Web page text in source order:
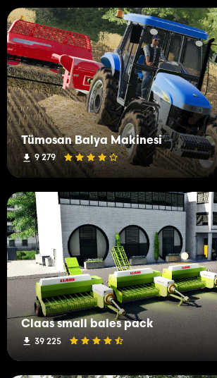
Tümosan Balya Makinesi
9 279
Claas small bales pack
39 225